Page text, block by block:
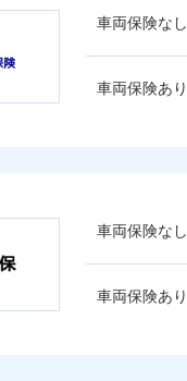
車両保険なし
車両保険あり
車両保険なし
車両保険あり